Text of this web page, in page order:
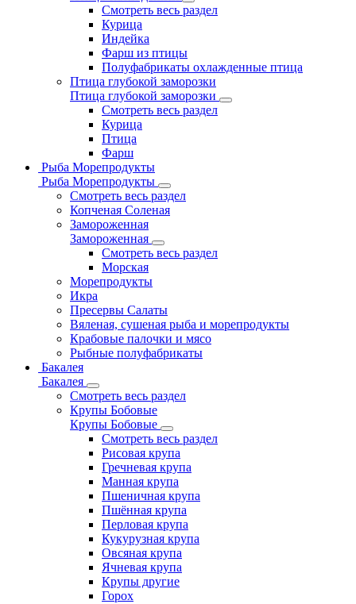
Смотреть весь раздел
Курица
Индейка
Фарш из птицы
Полуфабрикаты охлажденные птица
Птица глубокой заморозки
Птица глубокой заморозки
Смотреть весь раздел
Курица
Птица
Фарш
Рыба Морепродукты
Рыба Морепродукты
Смотреть весь раздел
Копченая Соленая
Замороженная
Замороженная
Смотреть весь раздел
Морская
Морепродукты
Икра
Пресервы Салаты
Вяленая, сушеная рыба и морепродукты
Крабовые палочки и мясо
Рыбные полуфабрикаты
Бакалея
Бакалея
Смотреть весь раздел
Крупы Бобовые
Крупы Бобовые
Смотреть весь раздел
Рисовая крупа
Гречневая крупа
Манная крупа
Пшеничная крупа
Пшённая крупа
Перловая крупа
Кукурузная крупа
Овсяная крупа
Ячневая крупа
Крупы другие
Горох